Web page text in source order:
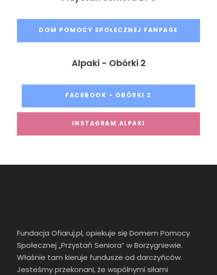
DOM POMOCY SPOŁECZNEJ FANPAGE
Alpaki - Obórki 2
FACEBOOK - OBÓRKI 2
INSTAGRAM ALPAKI
Fundacja Ofiaruj.pl, opiekuje się Domem Pomocy
Społecznej „Przystań Seniora” w Borzygniewie.
Właśnie tam kieruje fundusze od darczyńców.
Jesteśmy przekonani, że wspólnymi siłami